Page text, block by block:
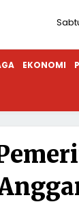
EKONOMI